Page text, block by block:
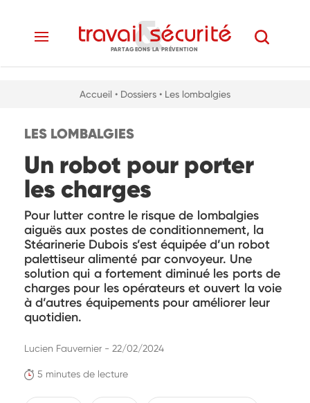
PARTAGEONS LA PRÉVENTION
Accueil • Dossiers • Les lombalgies
LES LOMBALGIES
Un robot pour porter
les charges
Pour lutter contre le risque de lombalgies
aiguës aux postes de conditionnement, la
Stéarinerie Dubois s’est équipée d’un robot
palettiseur alimenté par convoyeur. Une
solution qui a fortement diminué les ports de
charges pour les opérateurs et ouvert la voie
à d’autres équipements pour améliorer leur
quotidien.
5 minutes de lecture
Lucien Fauvernier - 22/02/2024